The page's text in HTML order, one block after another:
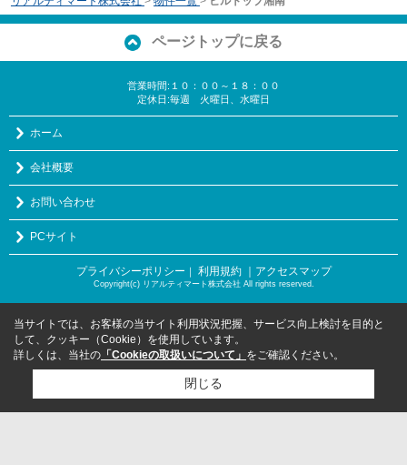
ページトップに戻る
営業時間:１０：００～１８：００
定休日:毎週 火曜日、水曜日
ホーム
会社概要
お問い合わせ
PCサイト
プライバシーポリシー 利用規約 ｜アクセスマップ
Copyright(c) リアルティマート株式会社 All rights reserved.
当サイトでは、お客様の当サイト利用状況把握、サービス向上検討を目的と
して、クッキー（Cookie）を使用しています。
詳しくは、当社の 「Cookieの取扱いについて」 をご確認ください。
閉じる